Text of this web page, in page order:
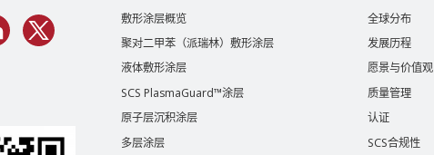
敷形涂层概览
聚对二甲苯（派瑞林）敷形涂层
液体敷形涂层
SCS PlasmaGuard™涂层
原子层沉积涂层
多层涂层
全球分布
发展历程
愿景与价值观
质量管理
认证
SCS合规性